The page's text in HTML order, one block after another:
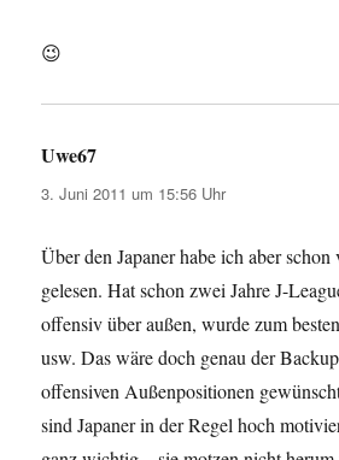
😉
Uwe67
3. Juni 2011 um 15:56 Uhr
Über den Japaner habe ich aber schon
gelesen. Hat schon zwei Jahre J-
offensiv über außen, wurde zum
usw. Das wäre doch genau der
offensiven Außenpositionen
sind Japaner in der Regel hoch